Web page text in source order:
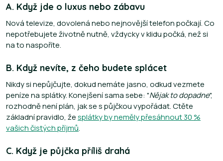
A. Když jde o luxus nebo zábavu
Nová televize, dovolená nebo nejnovější telefon počkají. Co
nepotřebujete životně nutně, vždycky v klidu počká, než si
na to naspoříte.
B. Když nevíte, z čeho budete splácet
Nikdy si nepůjčujte, dokud nemáte jasno, odkud vezmete
peníze na splátky. Konejšení sama sebe: "Nějak to dopadne",
rozhodně není plán, jak se s půjčkou vypořádat. Ctěte
základní pravidlo, žesplátky by neměly přesáhnout 30 %
vašich čistých příjmů.
C. Když je půjčka příliš drahá